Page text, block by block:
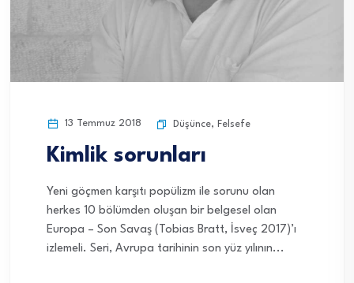
13 Temmuz 2018 Düşünce, Felsefe
Kimlik sorunları
Yeni göçmen karşıtı popülizm ile sorunu olan
herkes 10 bölümden oluşan bir belgesel olan
Europa – Son Savaş (Tobias Bratt, İsveç 2017)’ı
izlemeli. Seri, Avrupa tarihinin son yüz yılının...